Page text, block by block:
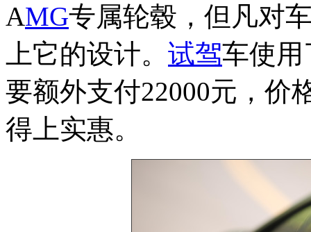
AMG专属轮毂，但凡对
上它的设计。 试驾车使用
要额外支付22000元，价
得上实惠。